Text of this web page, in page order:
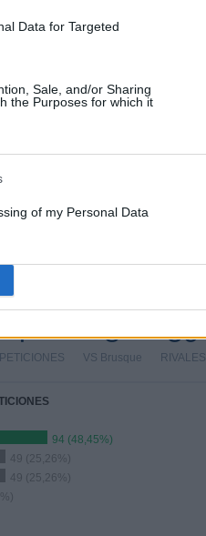
Data for Targeted
Sale, and/or Sharing
the Purposes for which it
of my Personal Data
02/2023 Campeonato Catarinense por
59
RIVALES
8
VS Brusque
4
94 (48,45%)
49 (25,26%)
49 (25,26%)